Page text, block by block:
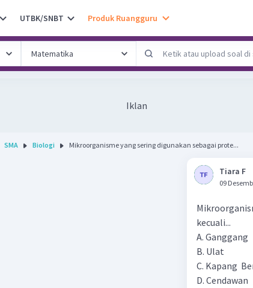
UTBK/SNBT Produk Ruangguru
Iklan
SMA Biologi Mikroorganisme yang sering digunakan sebagai prote...
Tiara F
09
kecuali...
A. Ganggang
B. Ulat
C. Kapang
D. Cendawan